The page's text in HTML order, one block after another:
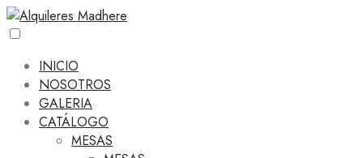
INICIO
NOSOTROS
GALERIA
CATÁLOGO
MESAS